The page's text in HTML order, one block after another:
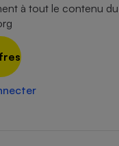
à tout le contenu du